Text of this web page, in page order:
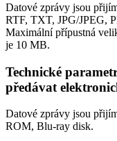
Datové zprávy jsou
RTF, TXT, JPG/JPEG,
Maximální přípustná
je 10 MB.
Technické
předávat
Datové zprávy jsou
ROM, Blu-ray disk.